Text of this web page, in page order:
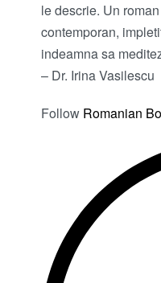
le descrie. Un
contemporan,
indeamna sa
– Dr. Irina Vasilescu
Follow Romanian